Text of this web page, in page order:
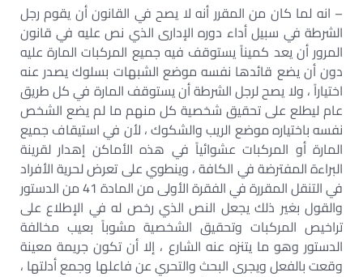
– انه لما كان من المقرر أنه لا يصح في القانون أن يقوم رجل
الشرطة في سبيل أداء دوره الإدارى الذي نص عليه في قانون
المرور أن يعد كميناً يستوقف فيه جميع المركبات المارة عليه
دون أن يضع قائدها نفسه موضع الشبهات بسلوك يصدر عنه
اختياراً ، ولا يصح لرجل الشرطة أن يستوقف المارة في كل طريق
عام ليطلع على تحقيق شخصية كل منهم ما لم يضع الشخص
نفسه باختياره موضع الريب والشكوك ، لأن في استيقاف جميع
المارة أو المركبات عشوائياً في هذه الأماكن إهدار لقرينة
البراءة المفترضة في الكافة ، وينطوي على تعرض لحرية الأفراد
في التنقل المقررة في الفقرة الأولى من المادة 41 من الدستور
والقول بغير ذلك يجعل النص الذي رخص له في الإطلاع على
تراخيص المركبات وتحقيق الشخصية مشوباً بعيب مخالفة
الدستور وهو ما يتنزه عنه الشارع ، إلا أن تكون جريمة معينة
وقعت بالفعل ويجرى البحث والتحري عن فاعلها وجمع أدلتها ،